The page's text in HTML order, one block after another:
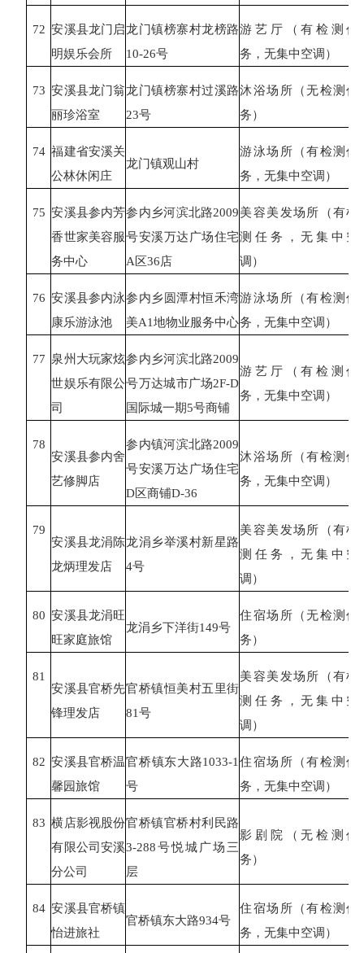
72 安溪县龙门启
明娱乐会所
龙门镇榜寨村龙榜路
10-26号
游艺厅（有检测任
务，无集中空调）
73 安溪县龙门翁
丽珍浴室
龙门镇榜寨村过溪路
23号
沐浴场所（无检测任
务）
74 福建省安溪关
公林休闲庄
龙门镇观山村
游泳场所（有检测任
务，无集中空调）
75 安溪县参内芳
香世家美容服
务中心
参内乡河滨北路2009
号安溪万达广场住宅
A区36店
美容美发场所（有检
测任务，无集中空
调）
76 安溪县参内泳
康乐游泳池
参内乡圆潭村恒禾湾
美A1地物业服务中心
游泳场所（有检测任
务，无集中空调）
77 泉州大玩家炫
世娱乐有限公
司
参内乡河滨北路2009
号万达城市广场2F-D
国际城一期5号商铺
游艺厅（有检测任
务，无集中空调）
78
安溪县参内舍
艺修脚店
参内镇河滨北路2009
号安溪万达广场住宅
D区商铺D-36
沐浴场所（有检测任
务，无集中空调）
79
安溪县龙涓陈
龙炳理发店
龙涓乡举溪村新星路
4号
美容美发场所（有检
测任务，无集中空
调）
80 安溪县龙涓旺
旺家庭旅馆
龙涓乡下洋街149号
住宿场所（无检测任
务）
81
安溪县官桥先
锋理发店
官桥镇恒美村五里街
81号
美容美发场所（有检
测任务，无集中空
调）
82 安溪县官桥温
馨园旅馆
官桥镇东大路1033-1
号
住宿场所（有检测任
务，无集中空调）
83 横店影视股份
有限公司安溪
分公司
官桥镇官桥村利民路
3-288号悦城广场三
层
影剧院（无检测任
务）
84 安溪县官桥镇
怡进旅社
官桥镇东大路934号
住宿场所（有检测任
务，无集中空调）